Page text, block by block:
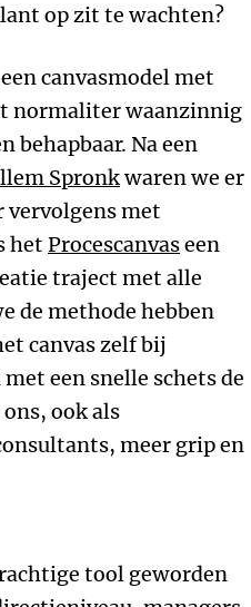
op zit te wachten?
canvasmodel met
normaliter waanzinnig
behapbaar. Na een
Spronkwaren we er
met
het Procescanvaseen
traject met alle
de methode hebben
canvas zelf bij
een snelle schets de
ook als
meer grip en
tool geworden